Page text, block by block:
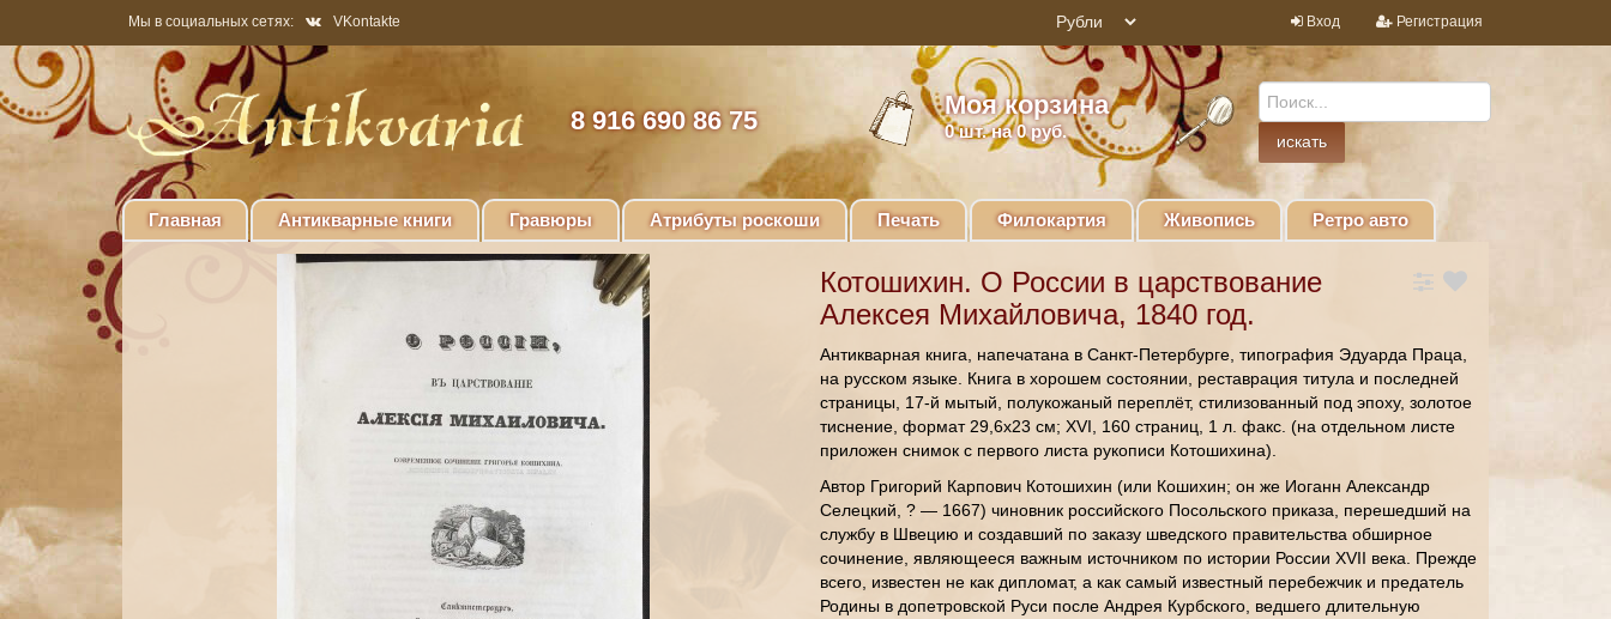
Мы в социальных сетях: VKontakte Вход Регистрация
8 916 690 86 75
Моя корзина
0шт. на 0 руб.
Главная Антикварные книги Гравюры Атрибуты роскоши Печать Филокартия Живопись Ретро авто
Котошихин. О России в царствование
Алексея Михайловича, 1840 год.
Антикварная книга, напечатана в Санкт-Петербурге, типография Эдуарда Праца,
на русском языке. Книга в хорошем состоянии, реставрация титула и последней
страницы, 17-й мытый, полукожаный переплёт, стилизованный под эпоху, золотое
тиснение, формат 29,6х23 см; XVI, 160 страниц, 1 л. факс. (на отдельном листе
приложен снимок с первого листа рукописи Котошихина).
Автор Григорий Карпович Котошихин (или Кошихин; он же Иоганн Александр
Селецкий, ? — 1667) чиновник российского Посольского приказа, перешедший на
службу в Швецию и создавший по заказу шведского правительства обширное
сочинение, являющееся важным источником по истории России XVII века. Прежде
всего, известен не как дипломат, а как самый известный перебежчик и предатель
Родины в допетровской Руси после Андрея Курбского, ведшего длительную